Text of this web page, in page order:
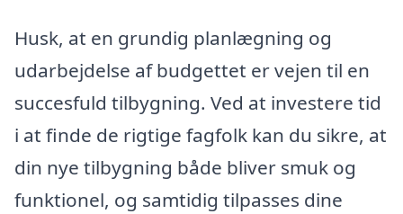
Husk, at en grundig planlægning og
udarbejdelse af budgettet er vejen til en
succesfuld tilbygning. Ved at investere tid
i at finde de rigtige fagfolk kan du sikre, at
din nye tilbygning både bliver smuk og
funktionel, og samtidig tilpasses dine